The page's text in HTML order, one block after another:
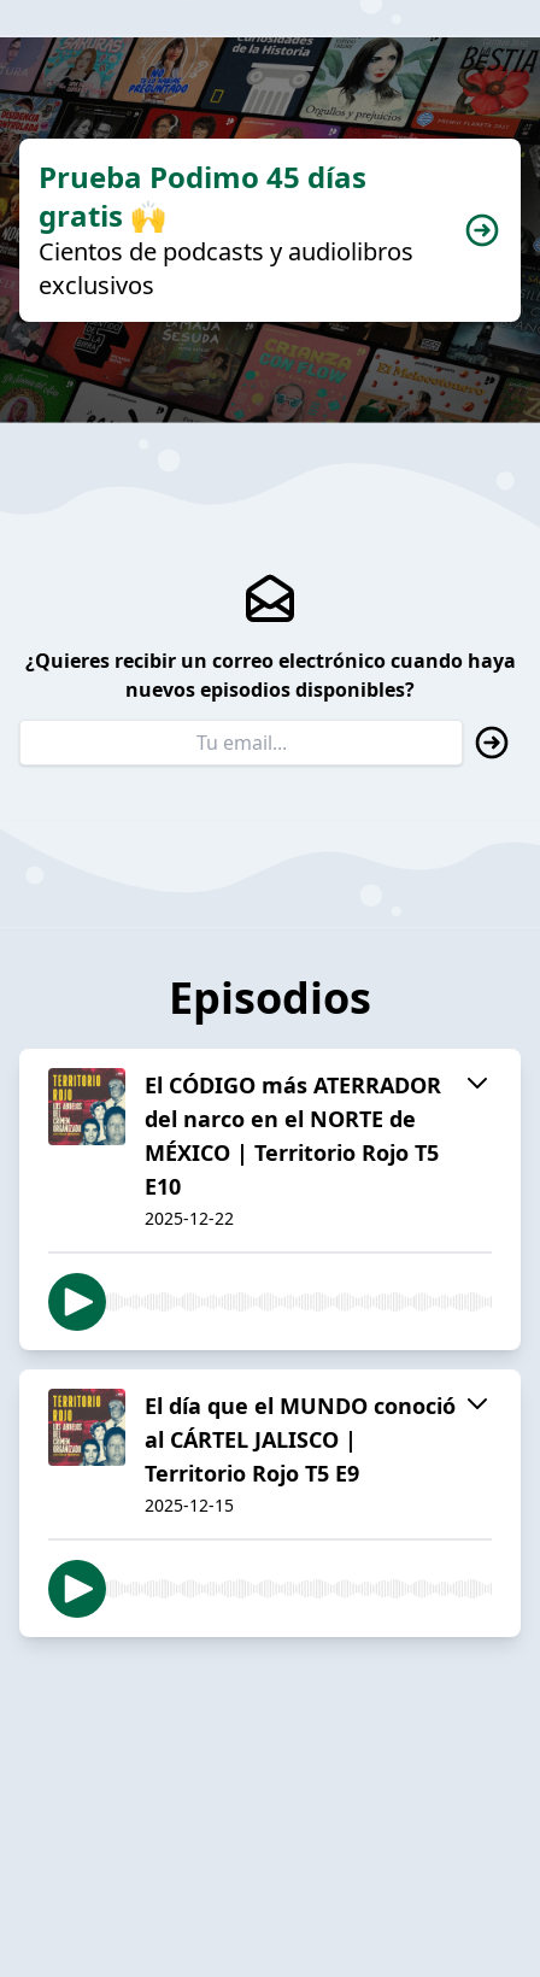
Prueba Podimo 45 días
gratis 🙌
Cientos de podcasts y audiolibros
exclusivos
¿Quieres recibir un correo electrónico cuando haya
nuevos episodios disponibles?
Episodios
El CÓDIGO más ATERRADOR
del narco en el NORTE de
MÉXICO | Territorio Rojo T5
E10
2025-12-22
El día que el MUNDO conoció
al CÁRTEL JALISCO |
Territorio Rojo T5 E9
2025-12-15